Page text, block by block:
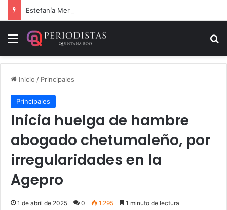
Menú
Inicio / Principales
Principales
Inicia huelga de hambre
abogado chetumaleño, por
irregularidades en la
Agepro
1 de abril de 2025 0 1.295 1 minuto de lectura